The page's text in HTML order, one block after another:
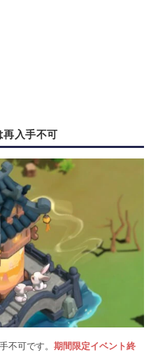
再入手不可
不可です。 期間限定イベント終